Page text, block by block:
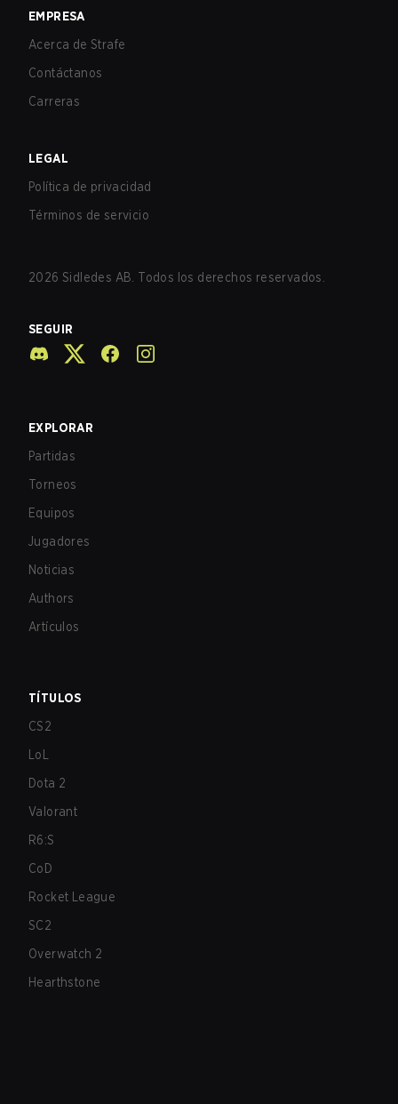
EMPRESA
Acerca de Strafe
Contáctanos
Carreras
LEGAL
Política de privacidad
Términos de servicio
2026 Sidledes AB. Todos los derechos reservados.
SEGUIR
EXPLORAR
Partidas
Torneos
Equipos
Jugadores
Noticias
Authors
Artículos
TÍTULOS
CS2
LoL
Dota 2
Valorant
R6:S
CoD
Rocket League
SC2
Overwatch 2
Hearthstone